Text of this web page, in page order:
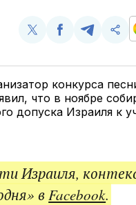
Поделиться
Twitter
Поделиться
FacebookTelegram
конкурса
что в ноябре
допуска Израиля к
Израиля,
вFacebook.